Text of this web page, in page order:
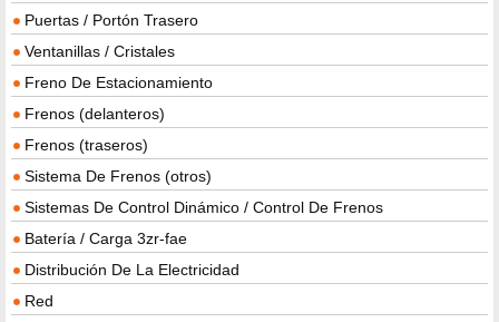
Puertas / Portón Trasero
Ventanillas / Cristales
Freno De Estacionamiento
Frenos (delanteros)
Frenos (traseros)
Sistema De Frenos (otros)
Sistemas De Control Dinámico / Control De Frenos
Batería / Carga 3zr-fae
Distribución De La Electricidad
Red